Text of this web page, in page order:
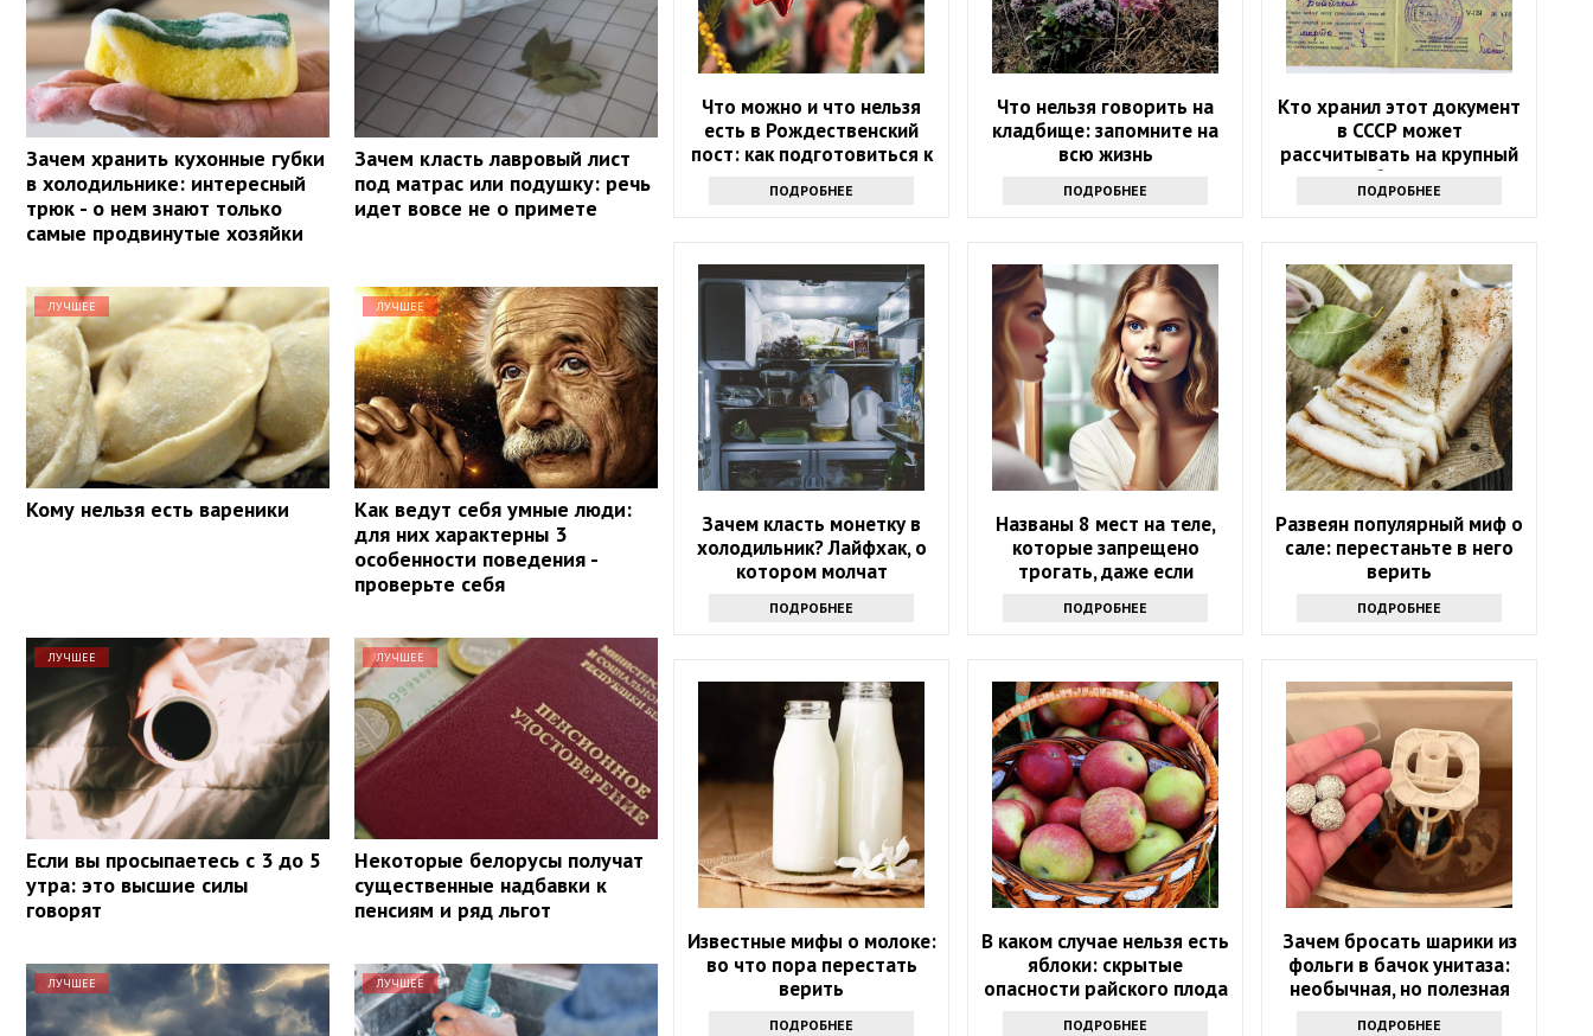
Зачем хранить кухонные губки
в холодильнике: интересный
трюк - о нем знают только
самые продвинутые хозяйки
Зачем класть лавровый лист
под матрас или подушку: речь
идет вовсе не о примете
ЛУЧШЕЕ
Кому нельзя есть вареники
ЛУЧШЕЕ
Как ведут себя умные люди:
для них характерны 3
особенности поведения -
проверьте себя
ЛУЧШЕЕ
Если вы просыпаетесь с 3 до 5
утра: это высшие силы
говорят
ЛУЧШЕЕ
Некоторые белорусы получат
существенные надбавки к
пенсиям и ряд льгот
ЛУЧШЕЕ ЛУЧШЕЕ
Что можно и что нельзя
есть в Рождественский
пост: как подготовиться к
ПОДРОБНЕЕ
Что нельзя говорить на
кладбище: запомните на
всю жизнь
ПОДРОБНЕЕ
Кто хранил этот документ
в СССР может
рассчитывать на крупный
бонус
ПОДРОБНЕЕ
Зачем класть монетку в
холодильник? Лайфхак, о
котором молчат
ПОДРОБНЕЕ
Названы 8 мест на теле,
которые запрещено
трогать, даже если
ПОДРОБНЕЕ
Развеян популярный миф о
сале: перестаньте в него
верить
ПОДРОБНЕЕ
Известные мифы о молоке:
во что пора перестать
верить
ПОДРОБНЕЕ
В каком случае нельзя есть
яблоки: скрытые
опасности райского плода
ПОДРОБНЕЕ
Зачем бросать шарики из
фольги в бачок унитаза:
необычная, но полезная
ПОДРОБНЕЕ